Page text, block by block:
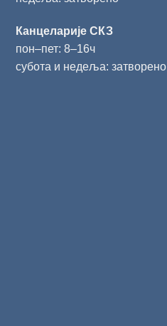
Канцеларије СКЗ
пон‒пет: 8‒16ч
субота и недеља: затворено